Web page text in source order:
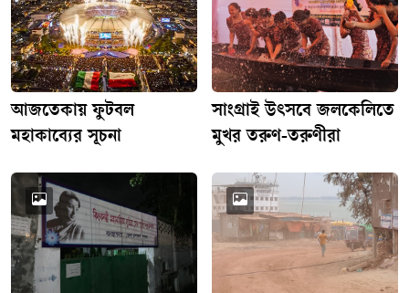
আজতেকায় ফুটবল
মহাকাব্যের সূচনা
সাংগ্রাই উৎসবে জলকেলিতে
মুখর তরুণ-তরুণীরা